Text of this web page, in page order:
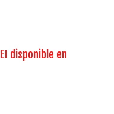
disponible en